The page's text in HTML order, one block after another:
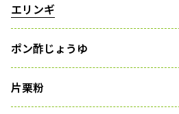
エリンギ
ポン酢じょうゆ
片栗粉